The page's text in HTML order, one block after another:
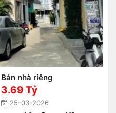
Bán nhà riêng
3.69 Tỷ
25-03-2026